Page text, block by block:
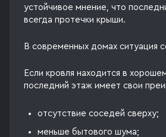
устойчивое мнение, что
всегда протечки крыши.
В современных домах ситуация
Если кровля находится в
последний этаж имеет свои
отсутствие соседей сверху;
меньше бытового шума;